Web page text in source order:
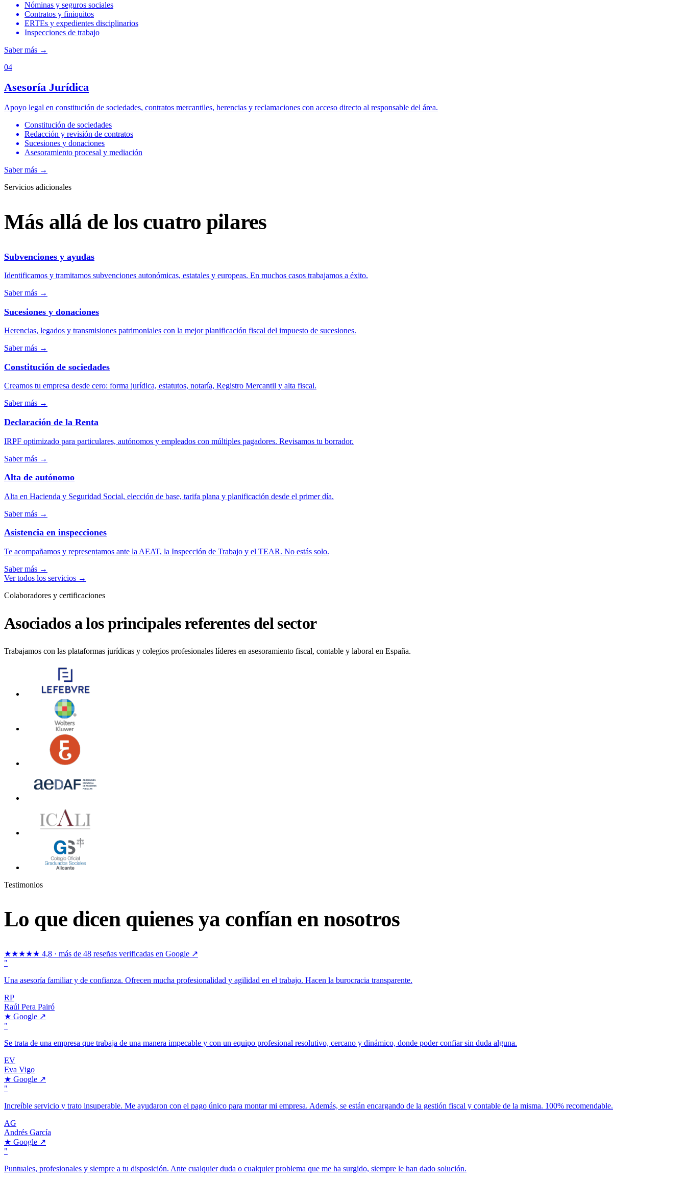
Nóminas y seguros sociales
Contratos y finiquitos
ERTEs y expedientes disciplinarios
Inspecciones de trabajo
Saber más →
04
Asesoría Jurídica
Apoyo legal en constitución de sociedades, contratos mercantiles, herencias y reclamaciones con acceso directo al responsable del área.
Constitución de sociedades
Redacción y revisión de contratos
Sucesiones y donaciones
Asesoramiento procesal y mediación
Saber más →
Servicios adicionales
Más allá de los cuatro pilares
Subvenciones y ayudas
Identificamos y tramitamos subvenciones autonómicas, estatales y europeas. En muchos casos trabajamos a éxito.
Saber más →
Sucesiones y donaciones
Herencias, legados y transmisiones patrimoniales con la mejor planificación fiscal del impuesto de sucesiones.
Saber más →
Constitución de sociedades
Creamos tu empresa desde cero: forma jurídica, estatutos, notaría, Registro Mercantil y alta fiscal.
Saber más →
Declaración de la Renta
IRPF optimizado para particulares, autónomos y empleados con múltiples pagadores. Revisamos tu borrador.
Saber más →
Alta de autónomo
Alta en Hacienda y Seguridad Social, elección de base, tarifa plana y planificación desde el primer día.
Saber más →
Asistencia en inspecciones
Te acompañamos y representamos ante la AEAT, la Inspección de Trabajo y el TEAR. No estás solo.
Saber más →
Ver todos los servicios →
Colaboradores y certificaciones
Asociados a los principales referentes del sector
Trabajamos con las plataformas jurídicas y colegios profesionales líderes en asesoramiento fiscal, contable y laboral en España.
Testimonios
Lo que dicen quienes ya confían en nosotros
★★★★★ 4,8 · más de 48 reseñas verificadas en Google ↗
"
Una asesoría familiar y de confianza. Ofrecen mucha profesionalidad y agilidad en el trabajo. Hacen la burocracia transparente.
RP
Raúl Pera Pairó
★ Google ↗
"
Se trata de una empresa que trabaja de una manera impecable y con un equipo profesional resolutivo, cercano y dinámico, donde poder confiar sin duda alguna.
EV
Eva Vigo
★ Google ↗
"
Increíble servicio y trato insuperable. Me ayudaron con el pago único para montar mi empresa. Además, se están encargando de la gestión fiscal y contable de la misma. 100% recomendable.
AG
Andrés García
★ Google ↗
"
Puntuales, profesionales y siempre a tu disposición. Ante cualquier duda o cualquier problema que me ha surgido, siempre le han dado solución.